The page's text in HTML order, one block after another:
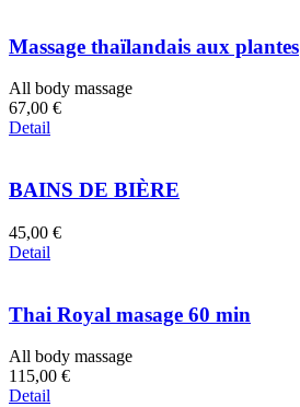
Massage thaïlandais aux plantes
All body massage
67,00 €
Detail
BAINS DE BIÈRE
45,00 €
Detail
Thai Royal masage 60 min
All body massage
115,00 €
Detail